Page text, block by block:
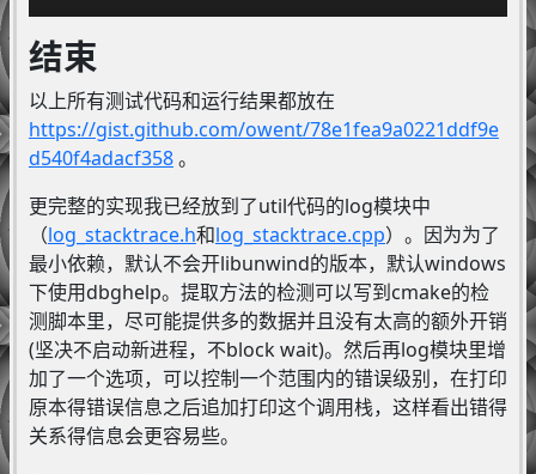
结束
以上所有测试代码和运行结果都放在
https://gist.github.com/owent/78e1fea9a0221ddf9e
d540f4adacf358。
更完整的实现我已经放到了util代码的log模块中
（log_stacktrace.h和log_stacktrace.cpp）。因为为了
最小依赖，默认不会开libunwind的版本，默认windows
下使用dbghelp。提取方法的检测可以写到cmake的检
测脚本里，尽可能提供多的数据并且没有太高的额外开销
(坚决不启动新进程，不block wait)。然后再log模块里增
加了一个选项，可以控制一个范围内的错误级别，在打印
原本得错误信息之后追加打印这个调用栈，这样看出错得
关系得信息会更容易些。